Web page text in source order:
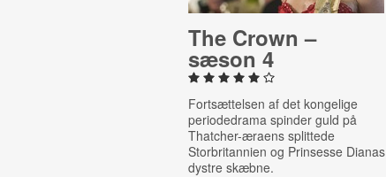
The Crown –
sæson 4
Fortsættelsen af det kongelige
periodedrama spinder guld på
Thatcher-æraens splittede
Storbritannien og Prinsesse Dianas
dystre skæbne.